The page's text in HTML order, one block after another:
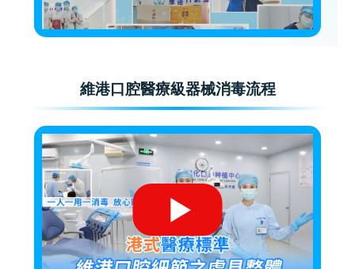
維港口腔醫療級器械消毒流程